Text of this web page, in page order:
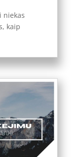
niekas
kaip